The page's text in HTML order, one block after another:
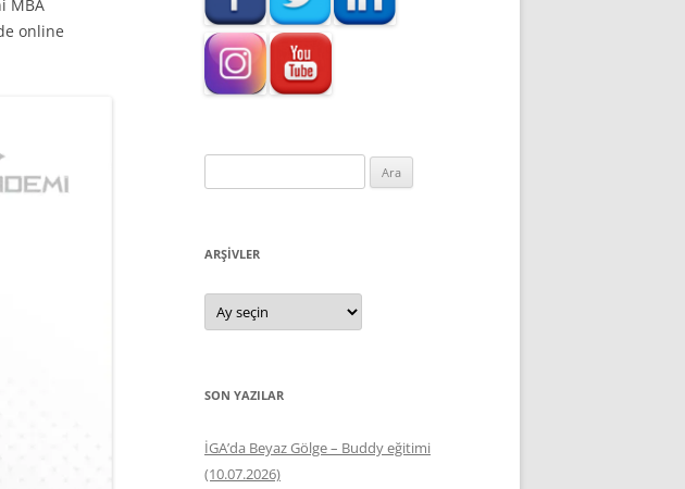
PAZARLAMA TEMELLERI
MBA
online
ARŞIVLER
Arşivler
SON YAZILAR
İGA’da Beyaz Gölge – Buddy eğitimi
(10.07.2026)